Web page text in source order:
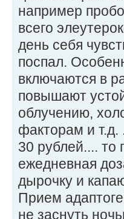
например
всего
день себя
поспал.
включаются в
повышают
облучению,
факторам и т.д.
30 рублей....
ежедневная
дырочку и
Прием
не заснуть